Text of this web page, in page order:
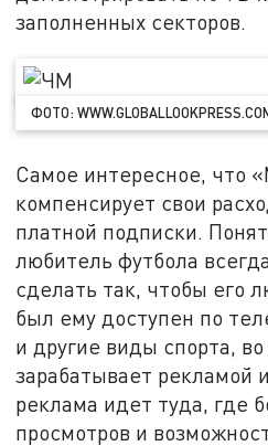
заполненных секторов.
ФОТО:
Самое интересное, что
компенсирует свои
платной подписки.
любитель футбола
сделать так, чтобы его
был ему доступен по
и другие виды спорта,
зарабатывает рекламой
реклама идет туда, где
просмотров и